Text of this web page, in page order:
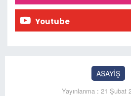
Youtube
ASAYİŞ
Yayınlanma : 21 Şubat